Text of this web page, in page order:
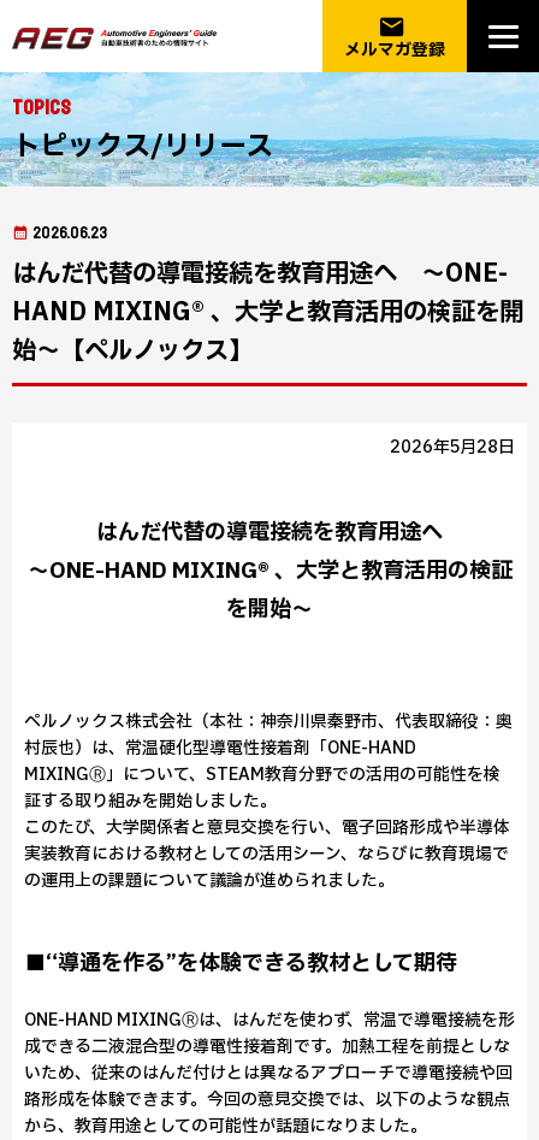
email
メルマガ登録
Topics
トピックス/リリース
2026.06.23
はんだ代替の導電接続を教育用途へ ～ONE-
HAND MIXING® 、大学と教育活用の検証を開
始～【ペルノックス】
2026年5月28日
はんだ代替の導電接続を教育用途へ
～ONE-HAND MIXING® 、大学と教育活用の検証
を開始～
ペルノックス株式会社（本社：神奈川県秦野市、代表取締役：奥
村辰也）は、常温硬化型導電性接着剤「ONE-HAND
MIXINGⓇ」について、STEAM教育分野での活用の可能性を検
証する取り組みを開始しました。
このたび、大学関係者と意見交換を行い、電子回路形成や半導体
実装教育における教材としての活用シーン、ならびに教育現場で
の運用上の課題について議論が進められました。
■“導通を作る”を体験できる教材として期待
ONE-HAND MIXINGⓇは、はんだを使わず、常温で導電接続を形
成できる二液混合型の導電性接着剤です。加熱工程を前提としな
いため、従来のはんだ付けとは異なるアプローチで導電接続や回
路形成を体験できます。今回の意見交換では、以下のような観点
から、教育用途としての可能性が話題になりました。